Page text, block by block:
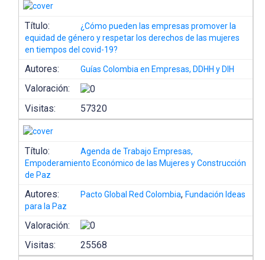
Título:
¿Cómo pueden las empresas promover la
equidad de género y respetar los derechos de las mujeres
en tiempos del covid-19?
Autores: Guías Colombia en Empresas, DDHH y DIH
Valoración:
Visitas:
57320
Título:
Agenda de Trabajo Empresas,
Empoderamiento Económico de las Mujeres y Construcción
de Paz
Autores: Pacto Global Red Colombia,Fundación Ideas
para la Paz
Valoración:
Visitas:
25568